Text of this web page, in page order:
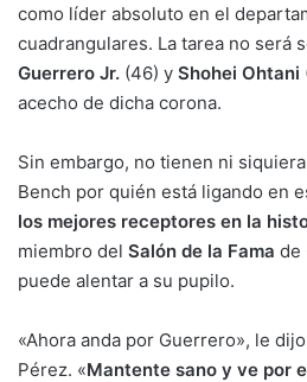
como líder absoluto en el
cuadrangulares. La tarea no será
Guerrero Jr. (46) y Shohei Ohtani
acecho de dicha corona.
Sin embargo, no tienen ni
Bench por quién está ligando en
los mejores receptores en la
miembro del Salón de la Fama de
puede alentar a su pupilo.
«Ahora anda por Guerrero», le
Pérez. «Mantente sano y ve por